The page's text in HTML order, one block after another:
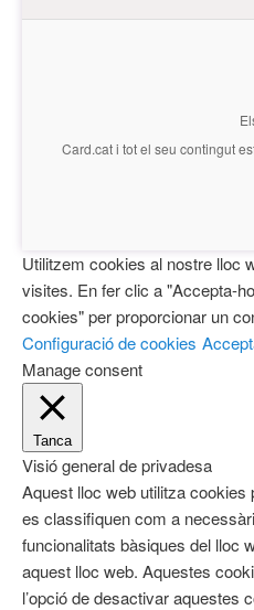
Card.cati tot el seu contingut
Utilitzem cookies al nostre lloc
visites. En fer clic a "Accepta-
cookies" per proporcionar un
Configuració de cookies
Manage consent
Tanca
Visió general de privadesa
Aquest lloc web utilitza cookies
es classifiquen com a
funcionalitats bàsiques del lloc
aquest lloc web. Aquestes
l’opció de desactivar aquestes